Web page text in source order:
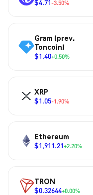
$4.71 -3.50%
Gram (prev.
Toncoin)
$1.40+0.50%
XRP
$1.05-1.90%
Ethereum
$1,911.21+2.20%
TRON
$0.32644+0.00%